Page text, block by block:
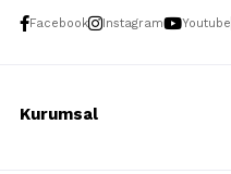
Facebook Instagram Youtube
Kurumsal